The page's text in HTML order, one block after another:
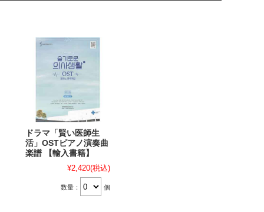
ドラマ「賢い医師生
活」OSTピアノ演奏曲
楽譜 【輸入書籍】
¥2,420(税込)
数量： 個